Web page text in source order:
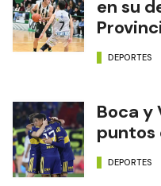
Racing
en su
DEPORTES
Boca y